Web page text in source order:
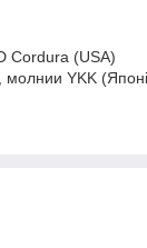
Cordura (USA)
молнии YKK